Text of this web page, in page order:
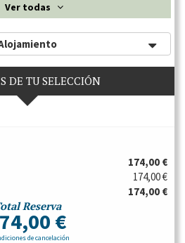
todas
DE TU SELECCIÓN
174,00 €
174,00 €
174,00 €
Reserva
€
de cancelación